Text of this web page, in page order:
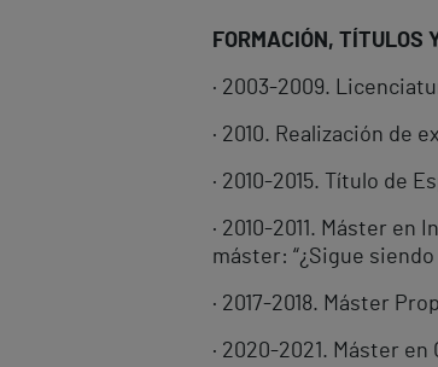
FORMACIÓN, TÍTULOS
· 2003-2009.
· 2010. Realización de
· 2010-2015. Título de
· 2010-2011. Máster
máster: “¿Sigue
· 2017-2018. Máster
· 2020-2021. Máster